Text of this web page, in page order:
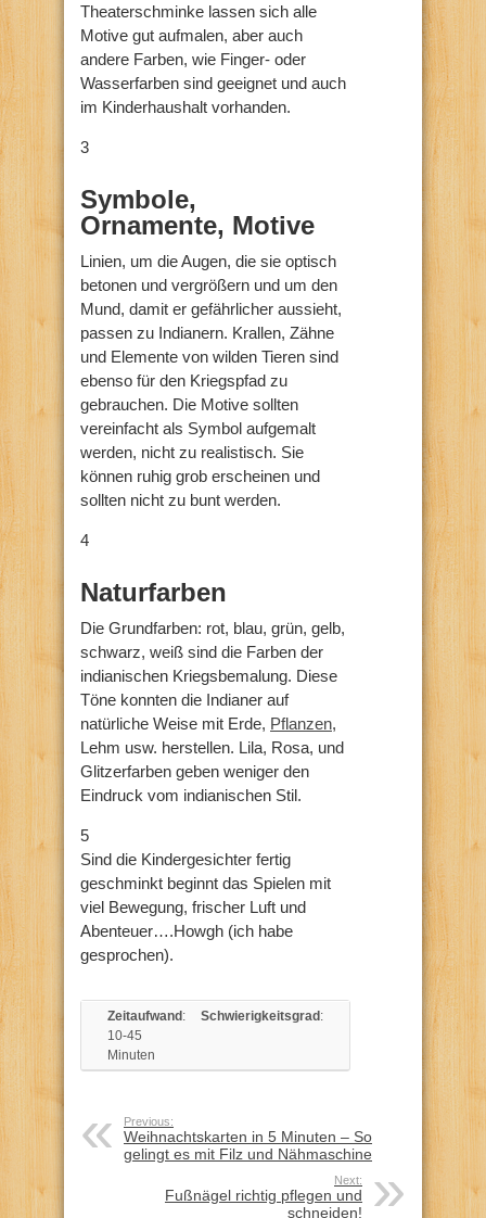
Theaterschminke lassen sich alle
Motive gut aufmalen, aber auch
andere Farben, wie Finger- oder
Wasserfarben sind geeignet und auch
im Kinderhaushalt vorhanden.
3
Symbole,
Ornamente, Motive
Linien, um die Augen, die sie optisch
betonen und vergrößern und um den
Mund, damit er gefährlicher aussieht,
passen zu Indianern. Krallen, Zähne
und Elemente von wilden Tieren sind
ebenso für den Kriegspfad zu
gebrauchen. Die Motive sollten
vereinfacht als Symbol aufgemalt
werden, nicht zu realistisch. Sie
können ruhig grob erscheinen und
sollten nicht zu bunt werden.
4
Naturfarben
Die Grundfarben: rot, blau, grün, gelb,
schwarz, weiß sind die Farben der
indianischen Kriegsbemalung. Diese
Töne konnten die Indianer auf
natürliche Weise mit Erde, Pflanzen,
Lehm usw. herstellen. Lila, Rosa, und
Glitzerfarben geben weniger den
Eindruck vom indianischen Stil.
5
Sind die Kindergesichter fertig
geschminkt beginnt das Spielen mit
viel Bewegung, frischer Luft und
Abenteuer….Howgh (ich habe
gesprochen).
Zeitaufwand:
10-45
Minuten
Schwierigkeitsgrad:
Previous:
Weihnachtskarten in 5 Minuten – So
gelingt es mit Filz und Nähmaschine
Next:
Fußnägel richtig pflegen und
schneiden!